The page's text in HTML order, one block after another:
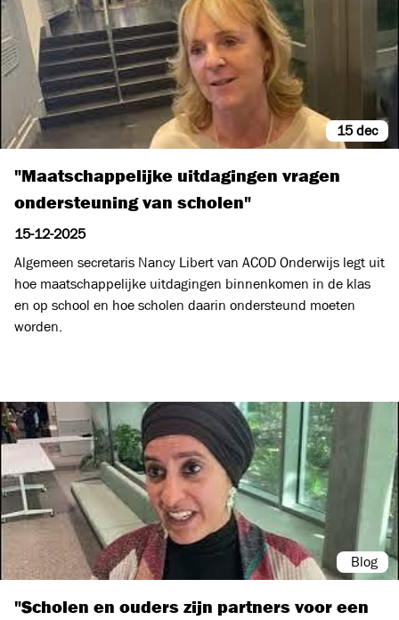
samenleving.
15 dec
"Maatschappelijke uitdagingen vragen
ondersteuning van scholen"
15-12-2025
Algemeen secretaris Nancy Libert van ACOD Onderwijs legt uit
hoe maatschappelijke uitdagingen binnenkomen in de klas
en op school en hoe scholen daarin ondersteund moeten
worden.
Blog
"Scholen en ouders zijn partners voor een